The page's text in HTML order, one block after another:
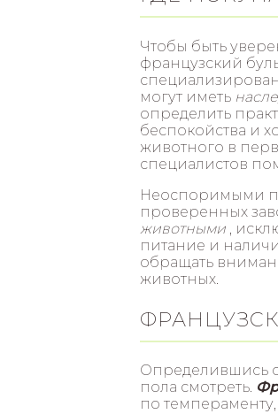
Чтобы быть
французский
могут иметь
определить
беспокойства и
животного в
специалистов
Неоспоримыми
проверенных
животными,
питание и
обращать
животных.
Определившись с
пола смотреть. Ф
по